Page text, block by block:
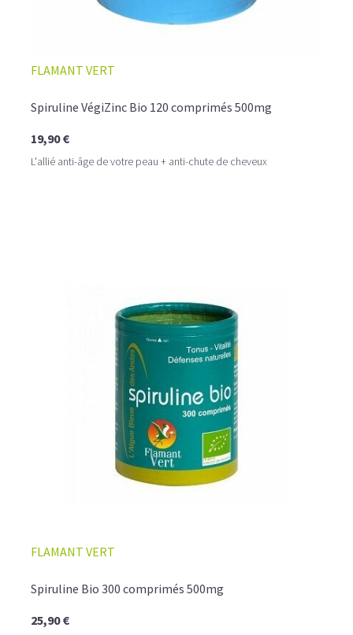
FLAMANT VERT
Spiruline VégiZinc Bio 120 comprimés 500mg
19,90 €
L'allié anti-âge de votre peau + anti-chute de cheveux
FLAMANT VERT
Spiruline Bio 300 comprimés 500mg
25,90 €